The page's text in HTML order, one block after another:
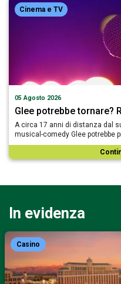
Cinema e TV
05 Agosto 2026
Glee potrebbe tornare?
A circa 17 anni di distanza dal
musical-comedy Glee potrebbe
In evidenza
Casino